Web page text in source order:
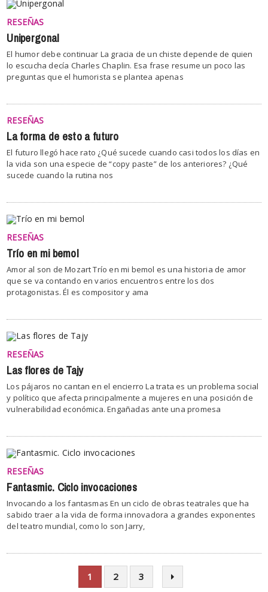
RESEÑAS
Unipergonal
El humor debe continuar La gracia de un chiste depende de quien
lo escucha decía Charles Chaplin. Esa frase resume un poco las
preguntas que el humorista se plantea apenas
RESEÑAS
La forma de esto a futuro
El futuro llegó hace rato ¿Qué sucede cuando casi todos los días en
la vida son una especie de “copy paste” de los anteriores? ¿Qué
sucede cuando la rutina nos
RESEÑAS
Trío en mi bemol
Amor al son de Mozart Trío en mi bemol es una historia de amor
que se va contando en varios encuentros entre los dos
protagonistas. Él es compositor y ama
RESEÑAS
Las flores de Tajy
Los pájaros no cantan en el encierro La trata es un problema social
y político que afecta principalmente a mujeres en una posición de
vulnerabilidad económica. Engañadas ante una promesa
RESEÑAS
Fantasmic. Ciclo invocaciones
Invocando a los fantasmas En un ciclo de obras teatrales que ha
sabido traer a la vida de forma innovadora a grandes exponentes
del teatro mundial, como lo son Jarry,
1 2 3